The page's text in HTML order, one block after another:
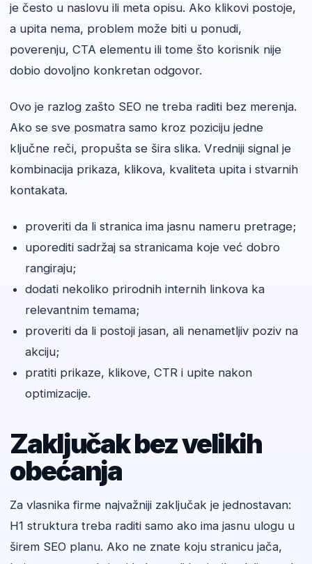
je često u naslovu ili meta opisu. Ako klikovi postoje,
a upita nema, problem može biti u ponudi,
poverenju, CTA elementu ili tome što korisnik nije
dobio dovoljno konkretan odgovor.
Ovo je razlog zašto SEO ne treba raditi bez merenja.
Ako se sve posmatra samo kroz poziciju jedne
ključne reči, propušta se šira slika. Vredniji signal je
kombinacija prikaza, klikova, kvaliteta upita i stvarnih
kontakata.
proveriti da li stranica ima jasnu nameru pretrage;
uporediti sadržaj sa stranicama koje već dobro
rangiraju;
dodati nekoliko prirodnih internih linkova ka
relevantnim temama;
proveriti da li postoji jasan, ali nenametljiv poziv na
akciju;
pratiti prikaze, klikove, CTR i upite nakon
optimizacije.
Zaključak bez velikih
obećanja
Za vlasnika firme najvažniji zaključak je jednostavan:
H1 struktura treba raditi samo ako ima jasnu ulogu u
širem SEO planu. Ako ne znate koju stranicu jača,